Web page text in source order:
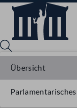
Übersicht